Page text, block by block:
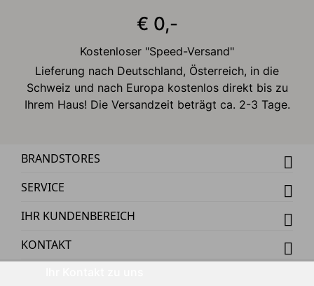
€ 0,-
Kostenloser "Speed-Versand"
Lieferung nach Deutschland, Österreich, in die
Schweiz und nach Europa kostenlos direkt bis zu
Ihrem Haus! Die Versandzeit beträgt ca. 2-3 Tage.
BRANDSTORES
SERVICE
IHR KUNDENBEREICH
KONTAKT